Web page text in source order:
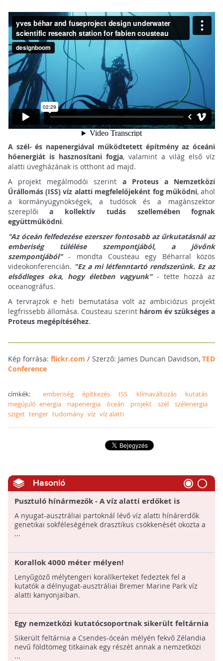
A szél- és napenergiával működtetett építmény az óceáni
hőenergiát is hasznosítani fogja, valamint a világ első víz
alatti üvegházának is otthont ad majd.
A projekt megálmodói szerint a Proteus a Nemzetközi
Űrállomás (ISS) víz alatti megfelelőjeként fog működni, ahol
a kormányügynökségek, a tudósok és a magánszektor
szereplőia kollektív tudás szellemében fognak
együttműködni.
"Az óceán felfedezése ezerszer fontosabb az űrkutatásnál az
emberiség túlélése szempontjából, a jövőnk
szempontjából"- mondta Cousteau egy Béharral közös
videokonferencián. "Ez a mi létfenntartó rendszerünk. Ez az
elsődleges oka, hogy életben vagyunk"- tette hozzá az
oceanográfus.
A tervrajzok e heti bemutatása volt az ambiciózus projekt
legfrissebb állomása. Cousteau szerint három év szükséges a
Proteus megépítéséhez.
Kép forrása:flickr.com / Szerző: James Duncan Davidson,TED
Conference
címkék: emberiség építkezés ISS klímaváltozás
kutatás
megújuló energia
napenergia óceán projekt szél
szélenergia
sziget tenger tudomány víz víz alatti
Hasonló
Pusztuló hínármezők - A víz alatti erdőket is
veszélyeztetik az óceáni hőhullámok
A nyugat-ausztráliai partoknál lévő víz alatti hínárerdők
genetikai sokféleségének drasztikus csökkenését okozta a
...
Korallok 4000 méter mélyen!
Lenyűgöző mélytengeri korallkerteket fedeztek fel a
kutatók a délnyugat-ausztráliai Bremer Marine Park víz
alatti kanyonjaiban.
Egy nemzetközi kutatócsoportnak sikerült feltárnia
a Csendes-óceán mélyén fekvő Zélandia titkainak
egy részét
Sikerült feltárnia a Csendes-óceán mélyén fekvő Zélandia
nevű földtömeg titkainak egy részét annak a nemzetközi
...